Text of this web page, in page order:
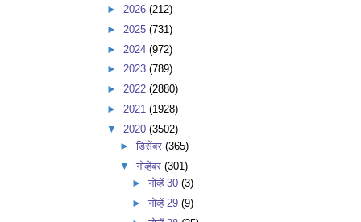
► 2026 (212)
► 2025 (731)
► 2024 (972)
► 2023 (789)
► 2022 (2880)
► 2021 (1928)
▼ 2020 (3502)
► डिसेंबर (365)
▼ नोव्हेंबर (301)
►नोव्हें 30(3)
►नोव्हें 29(9)